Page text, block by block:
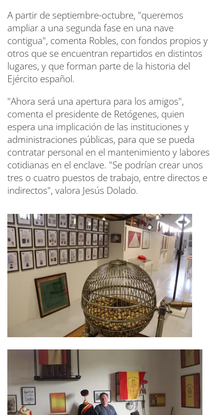
A partir de septiembre-octubre, "queremos
ampliar a una segunda fase en una nave
contigua", comenta Robles, con fondos propios y
otros que se encuentran repartidos en distintos
lugares, y que forman parte de la historia del
Ejército español.
"Ahora será una apertura para los amigos",
comenta el presidente de Retógenes, quien
espera una implicación de las instituciones y
administraciones públicas, para que se pueda
contratar personal en el mantenimiento y labores
cotidianas en el enclave. "Se podrían crear unos
tres o cuatro puestos de trabajo, entre directos e
indirectos", valora Jesús Dolado.